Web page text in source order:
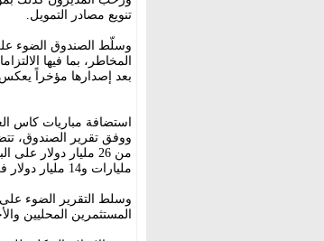
تنويع مصادر التمويل.
وسلّط الصندوق الضوء على
المخاطر، بما فيها
بعد إصدارها مؤخراً يعكس
استضافة مباريات كاس
مليارات و14 مليار دولار في الناتج المحلي الإجمالي للسعودية.
وسلط التقرير الضوء على
المستثمرين المحليين